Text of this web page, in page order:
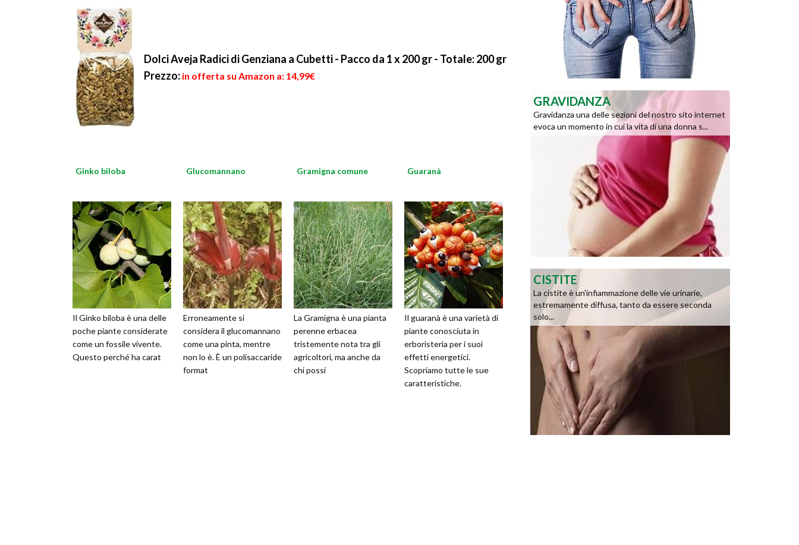
Dolci Aveja Radici di Genziana a Cubetti - Pacco da 1 x 200 gr - Totale: 200 gr
Prezzo: in offerta su Amazon a: 14,99€
Ginko biloba
Il Ginko biloba è una delle
poche piante considerate
come un fossile vivente.
Questo perché ha carat
Glucomannano
Erroneamente si
considera il glucomannano
come una pinta, mentre
non lo è. È un polisaccaride
format
Gramigna comune
La Gramigna è una pianta
perenne erbacea
tristemente nota tra gli
agricoltori, ma anche da
chi possi
Guaranà
Il guaranà è una varietà di
piante conosciuta in
erboristeria per i suoi
effetti energetici.
Scopriamo tutte le sue
caratteristiche.
GRAVIDANZA
Gravidanza una delle sezioni del nostro sito internet
evoca un momento in cui la vita di una donna s...
CISTITE
La cistite è un'infiammazione delle vie urinarie,
estremamente diffusa, tanto da essere seconda
solo...